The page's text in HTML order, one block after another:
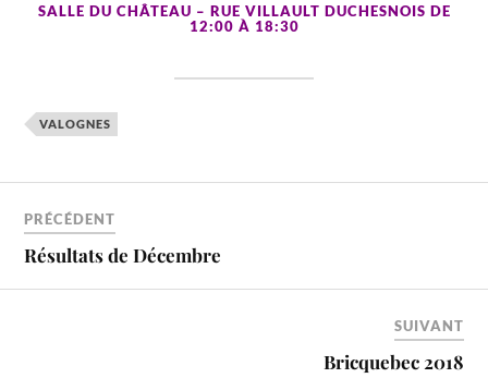
SALLE DU CHÂTEAU – RUE VILLAULT DUCHESNOIS DE
12:00 À 18:30
VALOGNES
PRÉCÉDENT
Résultats de Décembre
SUIVANT
Bricquebec 2018